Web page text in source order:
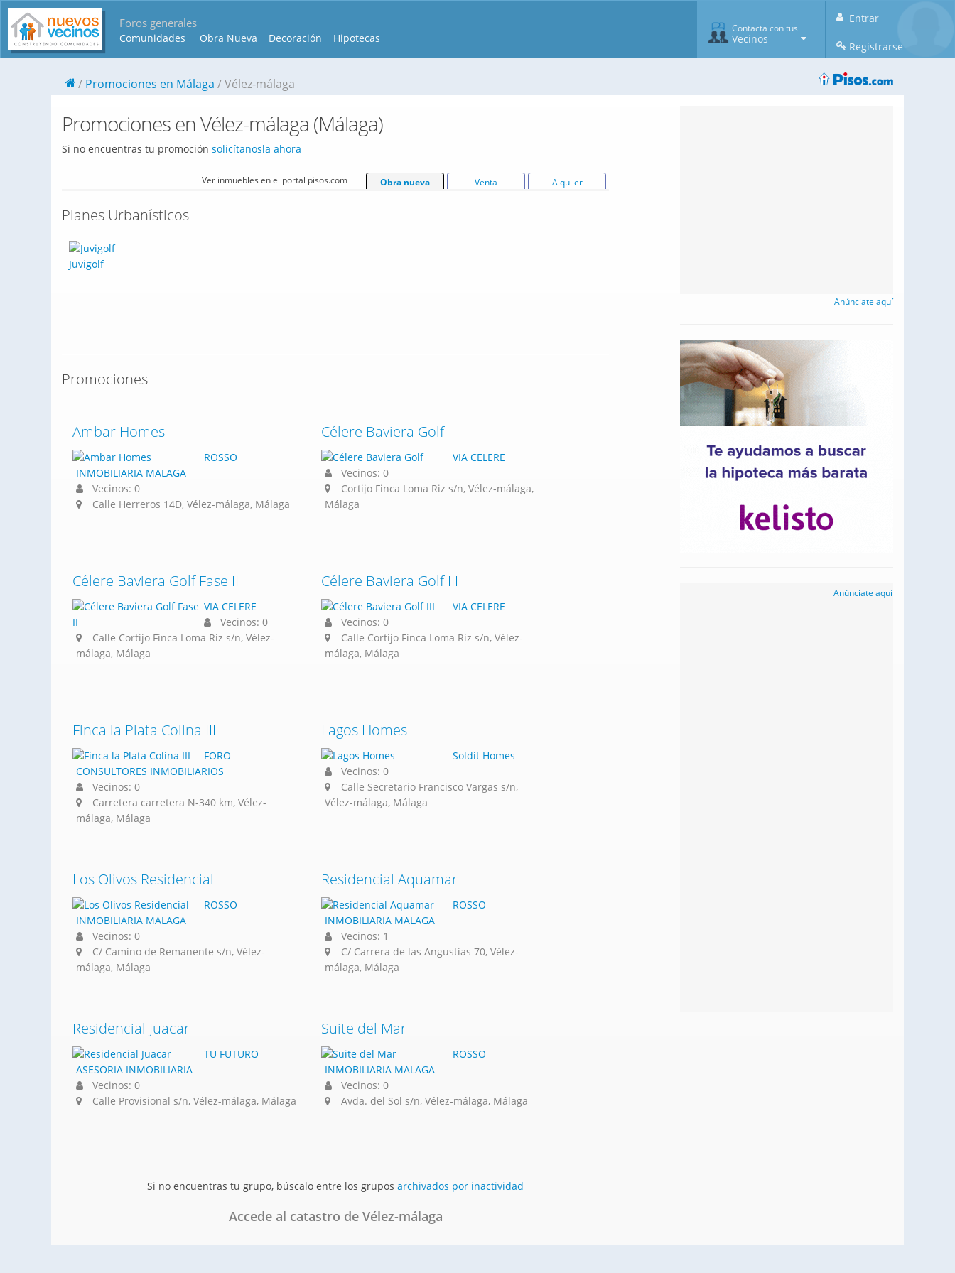
Foros generales
Comunidades Obra Nueva Decoración Hipotecas
Entrar
Registrarse
Contacta con tus
Vecinos
Promociones en Málaga Vélez-málaga
Promociones en Vélez-málaga (Málaga)
Si no encuentras tu promoción solicítanosla ahora
Ver inmuebles en el portal pisos.com Obra nueva Venta Alquiler
Planes Urbanísticos
Juvigolf
Promociones
Ambar Homes
ROSSO
INMOBILIARIA MALAGA
Vecinos: 0
Calle Herreros 14D, Vélez-málaga, Málaga
Célere Baviera Golf
VIA CELERE
Vecinos: 0
Cortijo Finca Loma Riz s/n, Vélez-málaga,
Málaga
Célere Baviera Golf Fase II
VIA CELERE
Vecinos: 0
Calle Cortijo Finca Loma Riz s/n, Vélez-
málaga, Málaga
Célere Baviera Golf III
VIA CELERE
Vecinos: 0
Calle Cortijo Finca Loma Riz s/n, Vélez-
málaga, Málaga
Finca la Plata Colina III
FORO
CONSULTORES INMOBILIARIOS
Vecinos: 0
Carretera carretera N-340 km, Vélez-
málaga, Málaga
Lagos Homes
Soldit Homes
Vecinos: 0
Calle Secretario Francisco Vargas s/n,
Vélez-málaga, Málaga
Los Olivos Residencial
ROSSO
INMOBILIARIA MALAGA
Vecinos: 0
C/ Camino de Remanente s/n, Vélez-
málaga, Málaga
Residencial Aquamar
ROSSO
INMOBILIARIA MALAGA
Vecinos: 1
C/ Carrera de las Angustias 70, Vélez-
málaga, Málaga
Residencial Juacar
TU FUTURO
ASESORIA INMOBILIARIA
Vecinos: 0
Calle Provisional s/n, Vélez-málaga, Málaga
Suite del Mar
ROSSO
INMOBILIARIA MALAGA
Vecinos: 0
Avda. del Sol s/n, Vélez-málaga, Málaga
Si no encuentras tu grupo, búscalo entre los grupos archivados por inactividad
Accede al catastro de Vélez-málaga
Anúnciate aquí
Anúnciate aquí